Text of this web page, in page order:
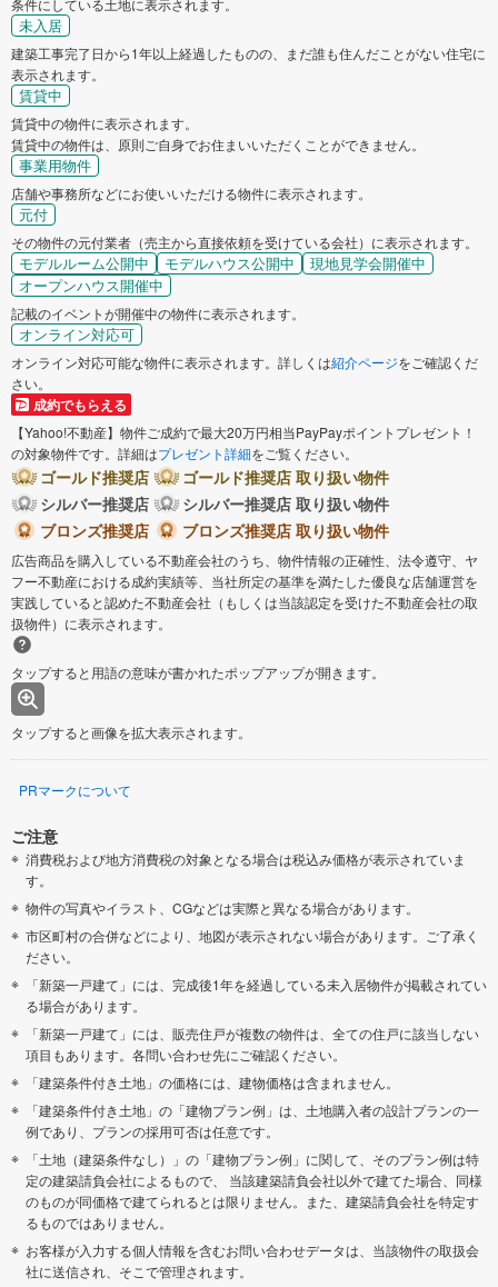
未入居
建築工事完了日から1年以上経過したものの、まだ誰も住んだことがない住宅に
表示されます。
賃貸中
賃貸中の物件に表示されます。
賃貸中の物件は、原則ご自身でお住まいいただくことができません。
事業用物件
店舗や事務所などにお使いいただける物件に表示されます。
元付
その物件の元付業者（売主から直接依頼を受けている会社）に表示されます。
モデルルーム公開中 モデルハウス公開中
現地見学会開催中
オープンハウス開催中
記載のイベントが開催中の物件に表示されます。
オンライン対応可
オンライン対応可能な物件に表示されます。詳しくは紹介ページをご確認くだ
さい。
成約でもらえる
【Yahoo!不動産】物件ご成約で最大20万円相当PayPayポイントプレゼント！
の対象物件です。詳細はプレゼント詳細をご覧ください。
ゴールド推奨店
ゴールド推奨店 取り扱い物件
シルバー推奨店
シルバー推奨店 取り扱い物件
ブロンズ推奨店
ブロンズ推奨店 取り扱い物件
広告商品を購入している不動産会社のうち、物件情報の正確性、法令遵守、ヤ
フー不動産における成約実績等、当社所定の基準を満たした優良な店舗運営を
実践していると認めた不動産会社（もしくは当該認定を受けた不動産会社の取
扱物件）に表示されます。
タップすると用語の意味が書かれたポップアップが開きます。
タップすると画像を拡大表示されます。
PRマークについて
ご注意
消費税および地方消費税の対象となる場合は税込み価格が表示されていま
す。
物件の写真やイラスト、CGなどは実際と異なる場合があります。
市区町村の合併などにより、地図が表示されない場合があります。ご了承く
ださい。
「新築一戸建て」には、完成後1年を経過している未入居物件が掲載されてい
る場合があります。
「新築一戸建て」には、販売住戸が複数の物件は、全ての住戸に該当しない
項目もあります。各問い合わせ先にご確認ください。
「建築条件付き土地」の価格には、建物価格は含まれません。
「建築条件付き土地」の「建物プラン例」は、土地購入者の設計プランの一
例であり、プランの採用可否は任意です。
「土地（建築条件なし）」の「建物プラン例」に関して、そのプラン例は特
定の建築請負会社によるもので、 当該建築請負会社以外で建てた場合、同様
のものが同価格で建てられるとは限りません。また、建築請負会社を特定す
るものではありません。
お客様が入力する個人情報を含むお問い合わせデータは、当該物件の取扱会
社に送信され、そこで管理されます。